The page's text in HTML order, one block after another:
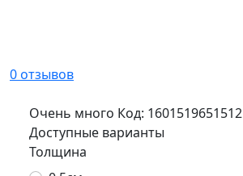
0 отзывов
Очень много Код: 1601519651512
Доступные варианты
Толщина